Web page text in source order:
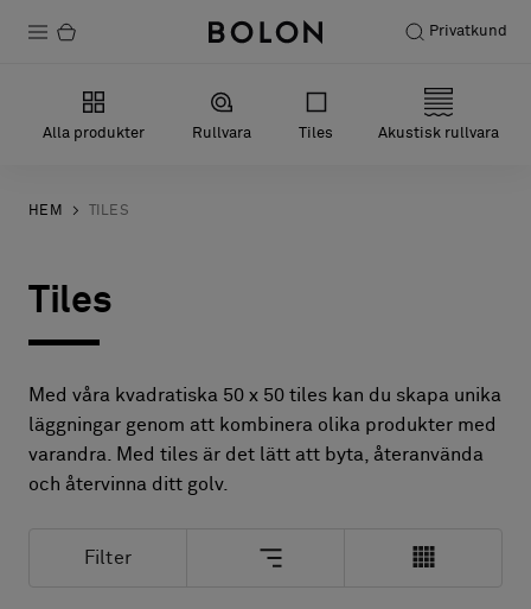
Privatkund
Produkter
Hållbarhet
Designsamarbeten
Stories
FAQ
Kontakta oss
Alla produkter Rullvara Tiles Akustisk rullvara
HEM TILES
Tiles
Med våra kvadratiska 50 x 50 tiles kan du skapa unika
läggningar genom att kombinera olika produkter med
varandra. Med tiles är det lätt att byta, återanvända
och återvinna ditt golv.
Filter